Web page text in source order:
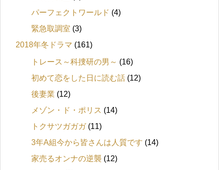
パーフェクトワールド (4)
緊急取調室 (3)
2018年冬ドラマ (161)
トレース～科捜研の男～ (16)
初めて恋をした日に読む話 (12)
後妻業 (12)
メゾン・ド・ポリス (14)
トクサツガガガ(11)
3年A組今から皆さんは人質です (14)
家売るオンナの逆襲 (12)